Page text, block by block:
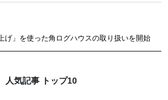
げ」を使った角ログハウスの取り扱いを開始
人気記事 トップ10